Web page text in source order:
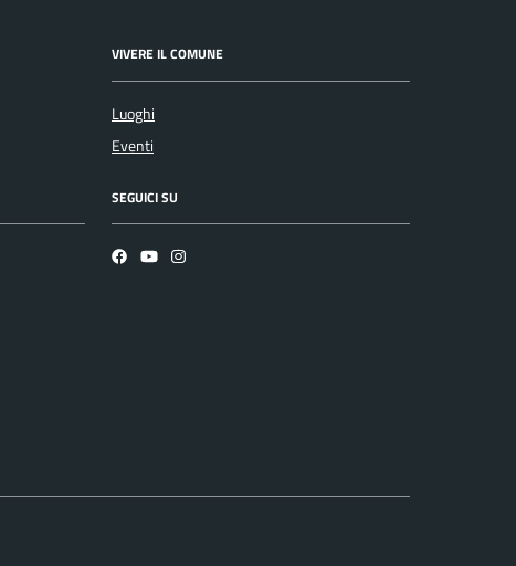
VIVERE IL COMUNE
Luoghi
Eventi
SEGUICI SU
Facebook
YouTubeInstagram